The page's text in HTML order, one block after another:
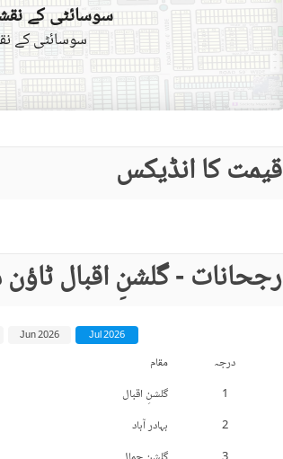
سوسائٹی کے
سوسائٹی کے
قیمت کا انڈیکس
رجحانات - گلشنِ اقبال
درجہ مقام
1
گلشنِ اقبال
2
بہادر آباد
Jul 2026
Jun 2026